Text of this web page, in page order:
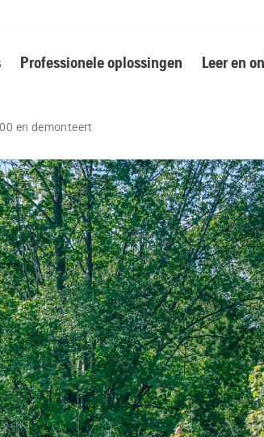
Professionele oplossingen Leer en
en demonteert